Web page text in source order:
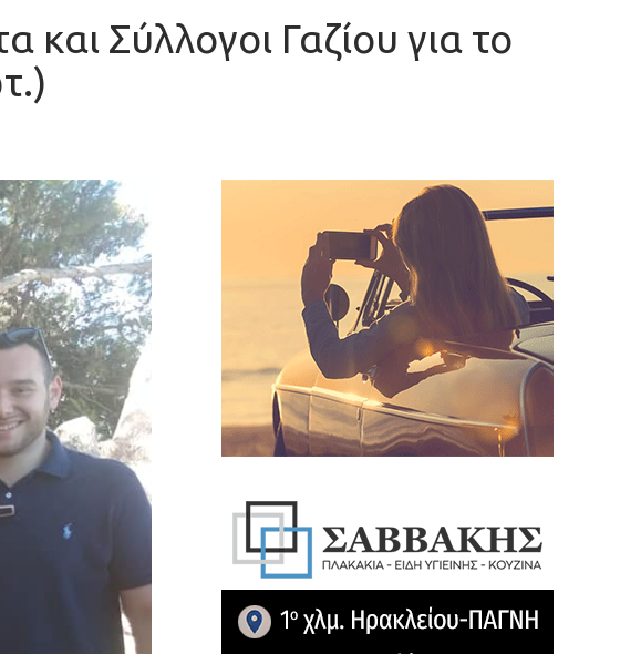
και Σύλλογοι Γαζίου για το